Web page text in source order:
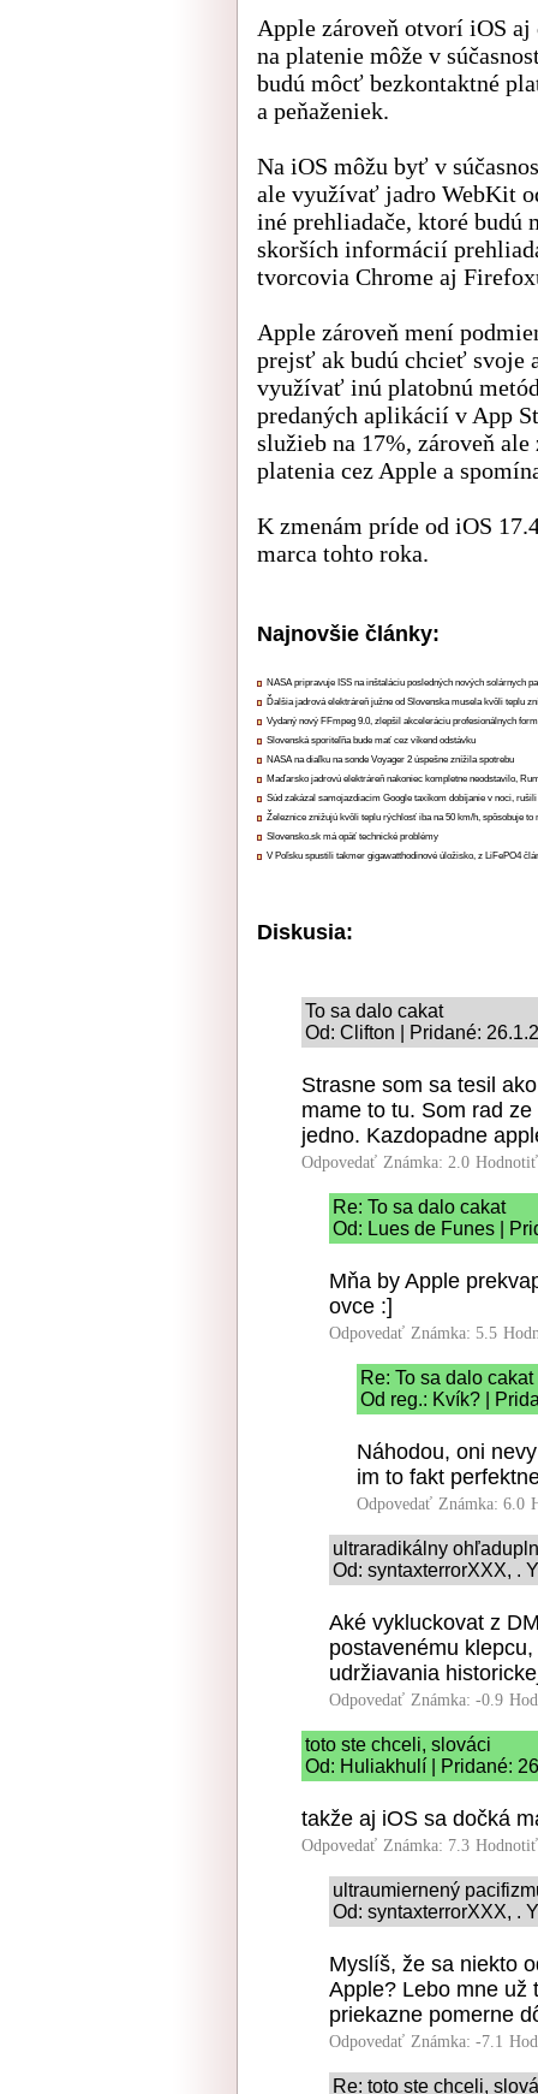
Apple zároveň otvorí iOS
na platenie môže v
budú môcť bezkontaktné
a peňaženiek.
Na iOS môžu byť v
ale využívať jadro WebKit
iné prehliadače, ktoré
skorších informácií
tvorcovia Chrome aj
Apple zároveň mení
prejsť ak budú chcieť svoje
využívať inú platobnú
predaných aplikácií v App
služieb na 17%, zároveň
platenia cez Apple a
K zmenám príde od iOS
marca tohto roka.
Najnovšie články:
NASA pripravuje ISS na inštaláciu posledných nových solárnych
Ďalšia jadrová elektráreň južne od Slovenska musela kvôli teplu
Vydaný nový FFmpeg 9.0, zlepšil akceleráciu profesionálnych
Slovenská sporiteľňa bude mať cez víkend odstávku
NASA na diaľku na sonde Voyager 2 úspešne znížila spotrebu
Maďarsko jadrovú elektráreň nakoniec kompletne neodstavilo,
Súd zakázal samojazdiacim Google taxíkom dobíjanie v noci,
Železnice znižujú kvôli teplu rýchlosť iba na 50 km/h, spôsobuje to
Slovensko.sk má opäť technické problémy
V Poľsku spustili takmer gigawatthodinové úložisko, z LiFePO4
Diskusia:
To sa dalo cakat
Od: Clifton | Pridané:
Strasne som sa tesil
mame to tu. Som rad
jedno. Kazdopadne
Odpovedať Známka: 2.0
Re: To sa dalo cakat
Od: Lues de Funes |
Mňa by Apple
ovce :]
Odpovedať Známka: 5.5
Re: To sa dalo cakat
Od reg.: Kvík? |
Náhodou, oni
im to fakt
Odpovedať Známka: 6.0
ultraradikálny
Od: syntaxterrorXXX, .
Aké vykluckovat z
postavenému
udržiavania
Odpovedať Známka: -0.9
toto ste chceli, slováci
Od: Huliakhulí | Pridané:
takže aj iOS sa dočká
Odpovedať Známka: 7.3
ultraumiernený
Od: syntaxterrorXXX, .
Myslíš, že sa niekto
Apple? Lebo mne už
priekazne pomerne
Odpovedať Známka: -7.1
Re: toto ste chceli,